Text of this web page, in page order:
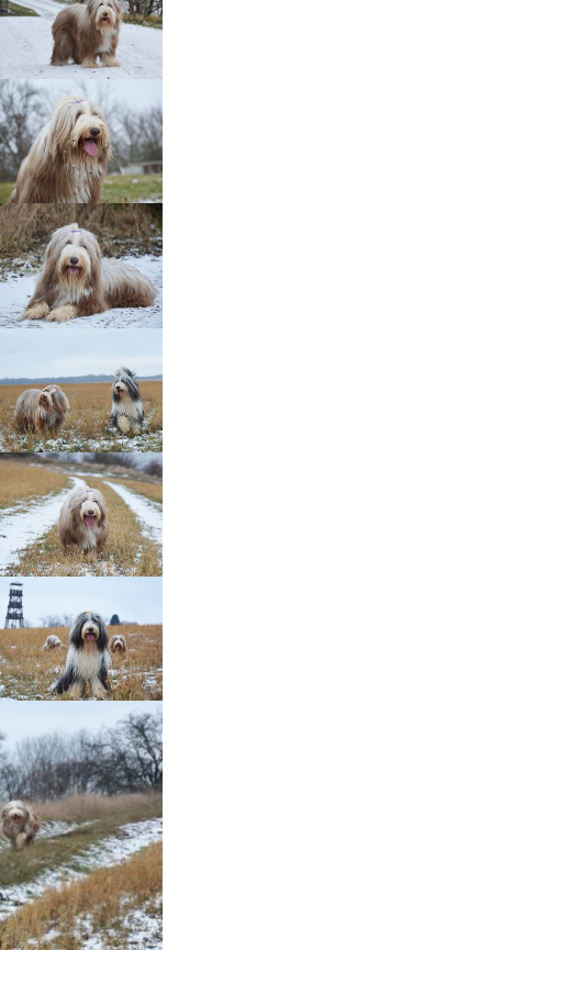
Štěňátka „P“
štěňátka „O“
štěňátka „N“
štěňátka „M“
štěňátka „L“
štěňátka „K“
štěňátka „J“
štěňátka „I“
štěňátka „H“
štěňátka „G“
štěňátka „F“
štěňátka „E“
štěňátka „D“
štěňátka „C“
štěňátka „B“
Tabulka dědičnosti barev
Bearded collie a DLK
Bearded collie a CEA
Progresivní retinální
atrofie a bearded collie